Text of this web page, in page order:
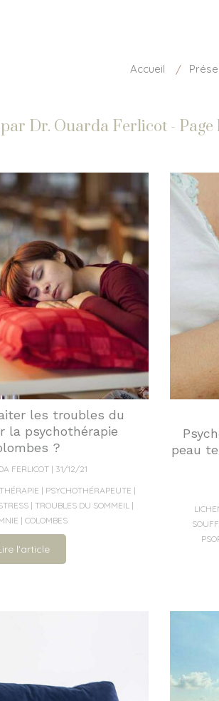
Accueil
Dr. Ouarda Ferlicot - Page
les troubles du
la psychothérapie
?
FERLICOT
31/12/21
PSYCHOTHÉRAPEUTE
TROUBLES DU SOMMEIL
COLOMBES
l'article
peau